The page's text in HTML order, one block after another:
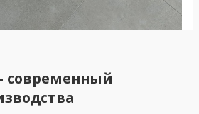
современный